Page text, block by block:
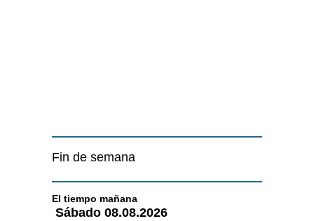
Fin de semana
El tiempo mañana
Sábado 08.08.2026